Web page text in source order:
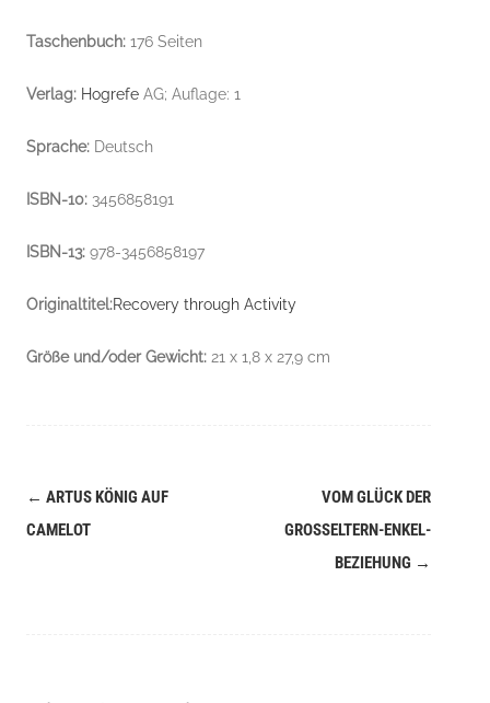
Taschenbuch: 176 Seiten
Verlag: Hogrefe AG; Auflage: 1
Sprache: Deutsch
ISBN-10: 3456858191
ISBN-13: 978-3456858197
Originaltitel:Recovery through Activity
Größe und/oder Gewicht: 21 x 1,8 x 27,9 cm
Navigation
← ARTUS KÖNIG AUF
CAMELOT
VOM GLÜCK DER
GROSSELTERN-ENKEL-B
EZIEHUNG →